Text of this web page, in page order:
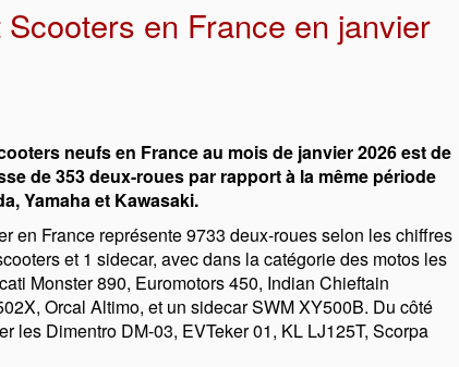
en France en janvier
neufs en France au mois de janvier 2026 est de
de 353 deux-roues par rapport à la même période
Yamaha et Kawasaki.
en France représente 9733 deux-roues selon les chiffres
et 1 sidecar, avec dans la catégorie des motos les
Monster 890, Euromotors 450, Indian Chieftain
Orcal Altimo, et un sidecar SWM XY500B. Du côté
les Dimentro DM-03, EVTeker 01, KL LJ125T, Scorpa